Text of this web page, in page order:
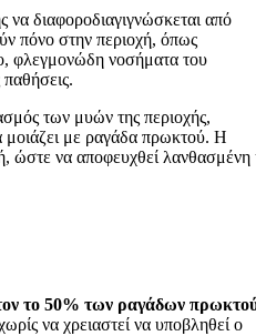
διαφοροδιαγιγνώσκεται από
πόνο στην περιοχή, όπως
φλεγμονώδη νοσήματα του
των μυών της περιοχής,
με ραγάδα πρωκτού. Η
ώστε να αποφευχθεί λανθασμένη
το 50% των ραγάδων
να χρειαστεί να υποβληθεί ο